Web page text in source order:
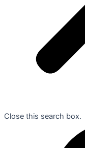
Close this search box.